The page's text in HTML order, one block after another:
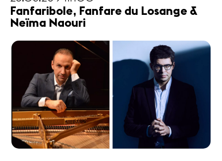
Fanfaribole, Fanfare du Losange &
Neïma Naouri